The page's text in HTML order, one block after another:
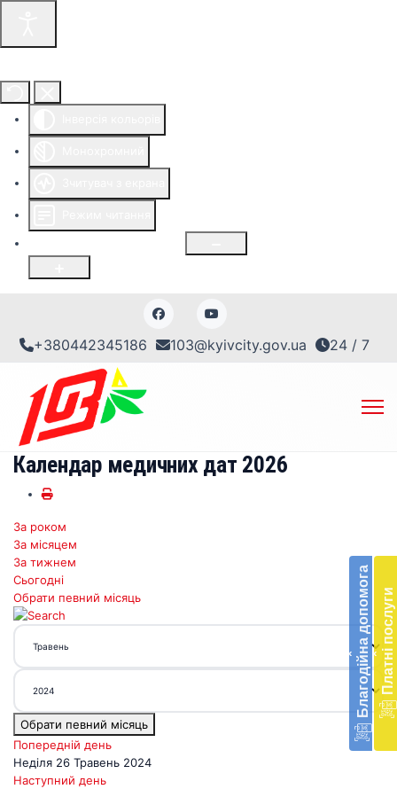
+380442345186 103@kyivcity.gov.ua 24 / 7
‹ Благодійна допомогав
‹ Платні послуги
Календар медичних дат 2026
За роком
За місяцем
За тижнем
Сьогодні
Обрати певний місяць
Обрати певний місяць
Попередній день
Неділя 26 Травень 2024
Наступний день